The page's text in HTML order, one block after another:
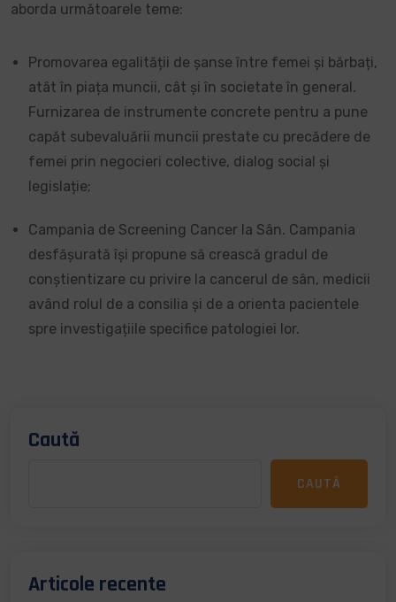
aborda următoarele teme:
Promovarea egalității de șanse între femei și bărbați,
atât în piața muncii, cât și în societate în general.
Furnizarea de instrumente concrete pentru a pune
capăt subevaluării muncii prestate cu precădere de
femei prin negocieri colective, dialog social și
legislație;
Campania de Screening Cancer la Sân. Campania
desfășurată își propune să crească gradul de
conștientizare cu privire la cancerul de sân, medicii
având rolul de a consilia și de a orienta pacientele
spre investigațiile specifice patologiei lor.
Caută
CAUTĂ
Articole recente